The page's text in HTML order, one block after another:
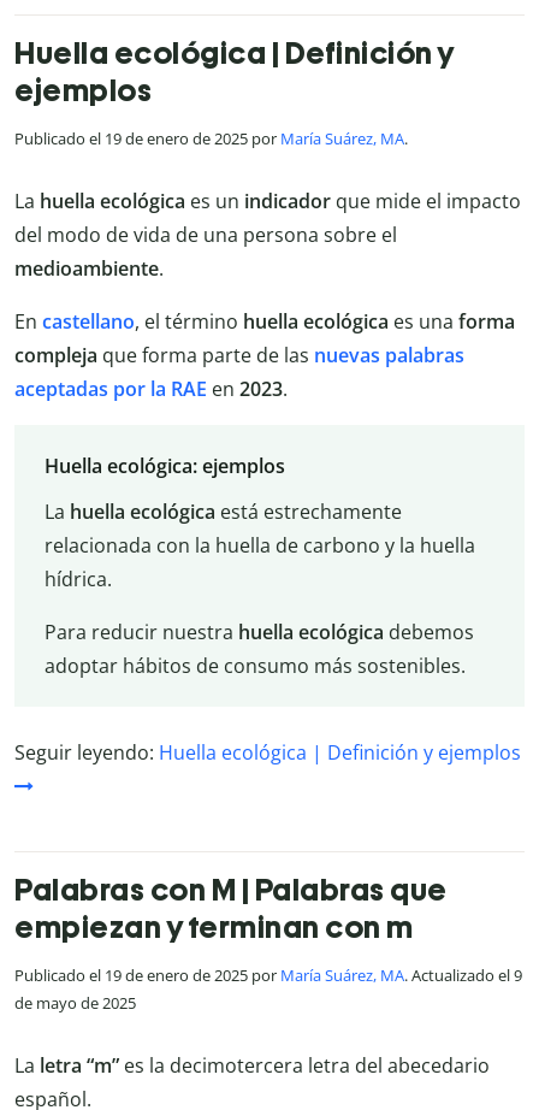
Huella ecológica | Definición y
ejemplos
Publicado el 19 de enero de 2025 por María Suárez, MA.
La huella ecológica es un indicador que mide el impacto
del modo de vida de una persona sobre el
medioambiente.
En castellano, el término huella ecológica es una forma
compleja que forma parte de las nuevas palabras
aceptadas por la RAE en 2023.
Huella ecológica: ejemplos
La huella ecológica está estrechamente
relacionada con la huella de carbono y la huella
hídrica.
Para reducir nuestra huella ecológica debemos
adoptar hábitos de consumo más sostenibles.
Seguir leyendo: Huella ecológica | Definición y ejemplos
Palabras con M | Palabras que
empiezan y terminan con m
Publicado el 19 de enero de 2025 por María Suárez, MA. Actualizado el 9
de mayo de 2025
La letra “m” es la decimotercera letra del abecedario
español.